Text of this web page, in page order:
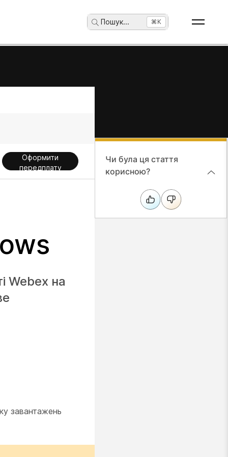
Пошук... ⌘K
Оформити
передплату
Webex на
завантажень
Чи була ця стаття
корисною?